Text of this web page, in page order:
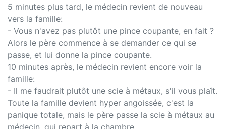
5 minutes plus tard, le médecin revient de nouveau
vers la famille:
- Vous n'avez pas plutôt une pince coupante, en fait ?
Alors le père commence à se demander ce qui se
passe, et lui donne la pince coupante.
10 minutes après, le médecin revient encore voir la
famille:
- Il me faudrait plutôt une scie à métaux, s'il vous plaît.
Toute la famille devient hyper angoissée, c'est la
panique totale, mais le père passe la scie à métaux au
médecin, qui repart à la chambre.